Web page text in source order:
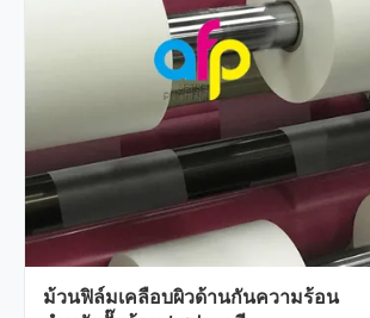
ม้วนฟิล์มเคลือบผิวด้านกันความร้อน